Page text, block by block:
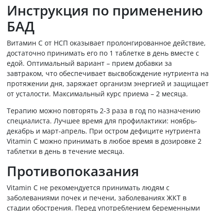
Инструкция по применению
БАД
Витамин С от НСП оказывает пролонгированное действие,
достаточно принимать его по 1 таблетке в день вместе с
едой. Оптимальный вариант – прием добавки за
завтраком, что обеспечивает высвобождение нутриента на
протяжении дня, заряжает организм энергией и защищает
от усталости. Максимальный курс приема – 2 месяца.
Терапию можно повторять 2-3 раза в год по назначению
специалиста. Лучшее время для профилактики: ноябрь-
декабрь и март-апрель. При остром дефиците нутриента
Vitamin C можно принимать в любое время в дозировке 2
таблетки в день в течение месяца.
Противопоказания
Vitamin C не рекомендуется принимать людям с
заболеваниями почек и печени, заболеваниях ЖКТ в
стадии обострения. Перед употреблением беременными